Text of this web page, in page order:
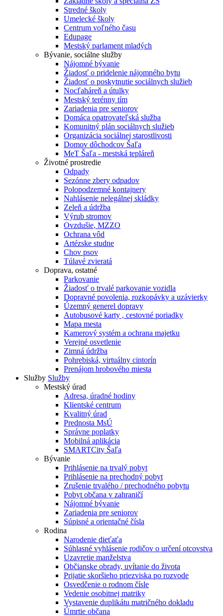
Stredné školy
Umelecké školy
Centrum voľného času
Edupage
Mestský parlament mladých
Bývanie, sociálne služby
Nájomné bývanie
Žiadosť o pridelenie nájomného bytu
Žiadosť o poskytnutie sociálnych služieb
Nocľaháreň a útulky
Mestský terénny tím
Zariadenia pre seniorov
Domáca opatrovateľská služba
Komunitný plán sociálnych služieb
Organizácia sociálnej starostlivosti
Domov dôchodcov Šaľa
MeT Šaľa - mestská tepláreň
Životné prostredie
Odpady
Sezónne zbery odpadov
Polopodzemné kontajnery
Nahlásenie nelegálnej skládky
Zeleň a údržba
Výrub stromov
Ovzdušie, MZZO
Ochrana vôd
Artézske studne
Chov psov
Túlavé zvieratá
Doprava, ostatné
Parkovanie
Žiadosť o trvalé parkovanie vozidla
Dopravné povolenia, rozkopávky a uzávierky
Územný generel dopravy
Autobusové karty , cestovné poriadky
Mapa mesta
Kamerový systém a ochrana majetku
Verejné osvetlenie
Zimná údržba
Pohrebiská, virtuálny cintorín
Prenájom hrobového miesta
Služby Služby
Mestský úrad
Adresa, úradné hodiny
Klientské centrum
Kvalitný úrad
Prednosta MsÚ
Správne poplatky
Mobilná aplikácia
SMARTCity Šaľa
Bývanie
Prihlásenie na trvalý pobyt
Prihlásenie na prechodný pobyt
Zrušenie trvalého / prechodného pobytu
Pobyt občana v zahraničí
Nájomné bývanie
Zariadenia pre seniorov
Súpisné a orientačné čísla
Rodina
Narodenie dieťaťa
Súhlasné vyhlásenie rodičov o určení otcovstva
Uzavretie manželstva
Občianske obrady, uvítanie do života
Prijatie skoršieho priezviska po rozvode
Osvedčenie o rodnom čísle
Vedenie osobitnej matriky
Vystavenie duplikátu matričného dokladu
Úmrtie občana